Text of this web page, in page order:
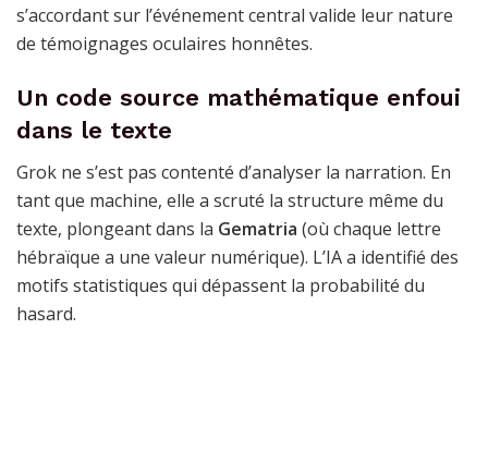
s’accordant sur l’événement central valide leur nature
de témoignages oculaires honnêtes.
Un code source mathématique enfoui
dans le texte
Grok ne s’est pas contenté d’analyser la narration. En
tant que machine, elle a scruté la structure même du
texte, plongeant dans la Gematria (où chaque lettre
hébraïque a une valeur numérique). L’IA a identifié des
motifs statistiques qui dépassent la probabilité du
hasard.